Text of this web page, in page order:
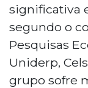
significativa
segundo o
Pesquisas
Uniderp,
grupo sofre